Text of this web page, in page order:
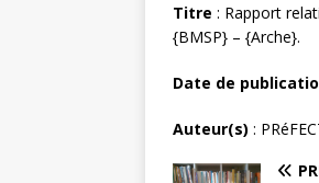
Titre : Rapport
{BMSP} – {Arche}.
Date de
Auteur(s) :